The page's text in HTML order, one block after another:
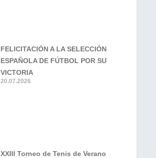
FELICITACIÓN A LA SELECCIÓN
ESPAÑOLA DE FÚTBOL POR SU
VICTORIA
20.07.2026
XXIII Torneo de Tenis de Verano